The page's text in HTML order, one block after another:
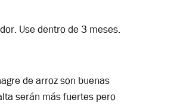
Use dentro de 3 meses.
de arroz son buenas
serán más fuertes pero